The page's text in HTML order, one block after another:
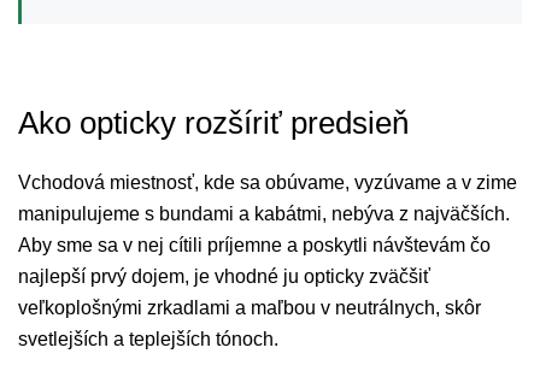
Ako opticky rozšíriť predsieň
Vchodová miestnosť, kde sa obúvame, vyzúvame a v zime
manipulujeme s bundami a kabátmi, nebýva z najväčších.
Aby sme sa v nej cítili príjemne a poskytli návštevám čo
najlepší prvý dojem, je vhodné ju opticky zväčšiť
veľkoplošnými zrkadlami a maľbou v neutrálnych, skôr
svetlejších a teplejších tónoch.